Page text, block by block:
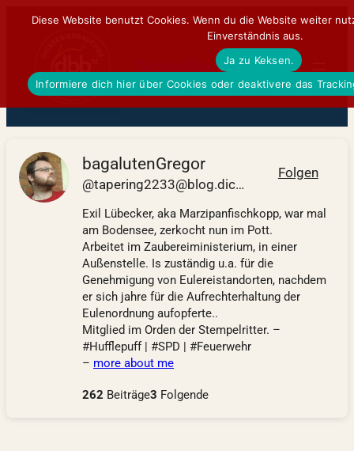
DickerBierBauchDE
bagalutenGregor
@tapering2233@blog.dickerbierbauch.de
Folgen
Exil Lübecker, aka Marzipanfischkopp, war mal
am Bodensee, zerkocht nun im Pott.
Arbeitet im Zaubereiministerium, in einer
Außenstelle. Is zuständig u.a. für die
Genehmigung von Eulereistandorten, nachdem
er sich jahre für die Aufrechterhaltung der
Eulenordnung aufopferte..
Mitglied im Orden der Stempelritter. –
#Hufflepuff | #SPD | #Feuerwehr
– more about me
262 Beiträge3 Folgende
Diese Website benutzt Cookies. Wenn du die Website weiter
Einverständnis aus.
Ja zu Keksen.
Informiere dich hier über Cookies oder deaktivere das